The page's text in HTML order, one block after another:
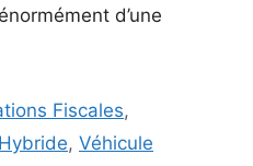
d’une
Fiscales,
Hybride, Véhicule